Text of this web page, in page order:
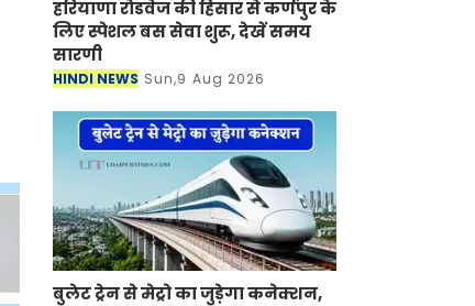
हरियाणा रोडवेज की हिसार से कर्णपुर के
लिए स्पेशल बस सेवा शुरू, देखें समय
सारणी
HINDI NEWS Sun,9 Aug 2026
बुलेट ट्रेन से मेट्रो का जुड़ेगा कनेक्शन,